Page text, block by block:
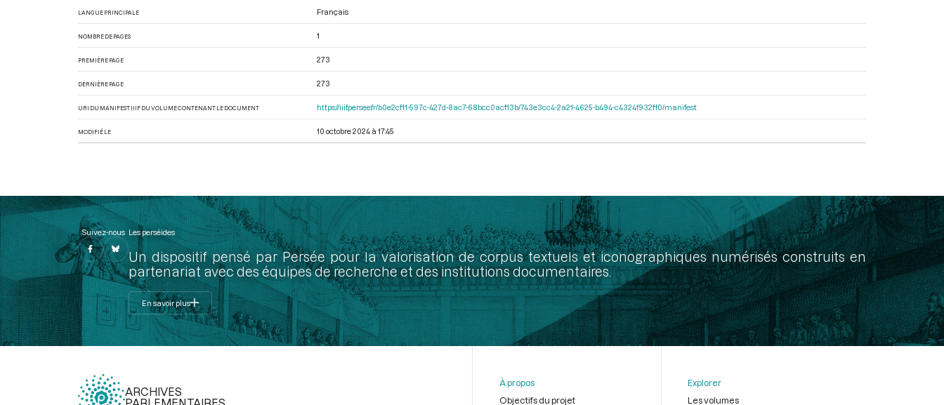
LANGUE PRINCIPALE Français
NOMBRE DE PAGES 1
PREMIÈRE PAGE 273
DERNIÈRE PAGE 273
URI DU MANIFEST IIIF DU VOLUME CONTENANT LE DOCUMENT https://iiif.persee.fr/b0e2cf11-597c-427d-8ac7-68bcc0acf13b/743e3cc4-2a21-4625-b494-c4324f932ff0/manifest
MODIFIÉ LE 10 octobre 2024 à 17:45
Suivez-nous Les perséides
Un dispositif pensé par Persée pour la valorisation de corpus textuels et iconographiques numérisés construits en
partenariat avec des équipes de recherche et des institutions documentaires.
En savoir plus
ARCHIVES
À propos
Objectifs du projet
Explorer
Les volumes